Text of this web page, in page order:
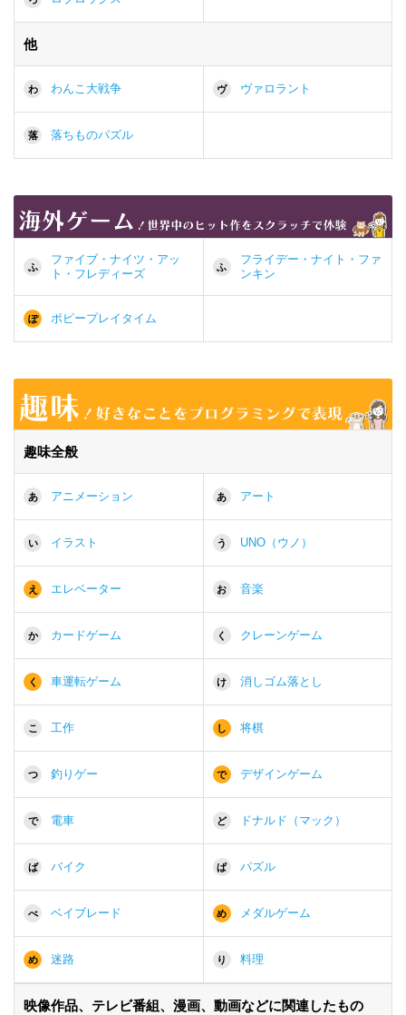
他
わ わんこ大戦争 ヴ ヴァロラント
落 落ちものパズル
ふ
ファイブ・ナイツ・アッ
ト・フレディーズ
ふ
フライデー・ナイト・ファ
ンキン
ぽ ポピープレイタイム
趣味全般
あ アニメーション あ アート
い イラスト う UNO（ウノ）
え エレベーター お 音楽
か カードゲーム く クレーンゲーム
く 車運転ゲーム け 消しゴム落とし
こ 工作 し 将棋
つ 釣りゲー で デザインゲーム
で 電車 ど ドナルド（マック）
ば バイク ぱ パズル
べ ベイブレード め メダルゲーム
め 迷路 り 料理
映像作品、テレビ番組、漫画、動画などに関連したもの